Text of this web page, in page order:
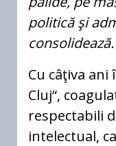
politică şi
consolidează.
Cu câţiva
Cluj“,
respectabili
intelectual,